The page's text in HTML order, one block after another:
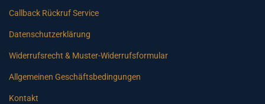
Callback Rückruf Service
Datenschutzerklärung
Widerrufsrecht & Muster-Widerrufsformular
Allgemeinen Geschäftsbedingungen
Kontakt